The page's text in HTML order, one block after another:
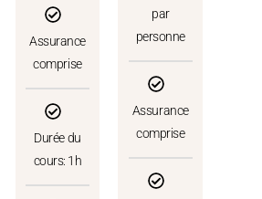
Assurance
comprise
Durée du
cours: 1h
par
personne
Assurance
comprise